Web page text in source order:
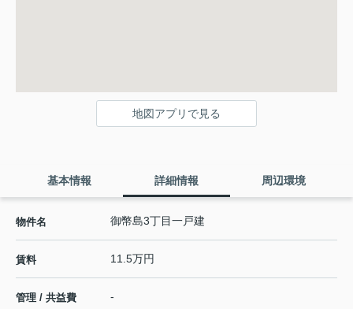
地図アプリで見る
基本情報 詳細情報 周辺環境
物件名 御幣島3丁目一戸建
賃料 11.5万円
管理 / 共益費 -